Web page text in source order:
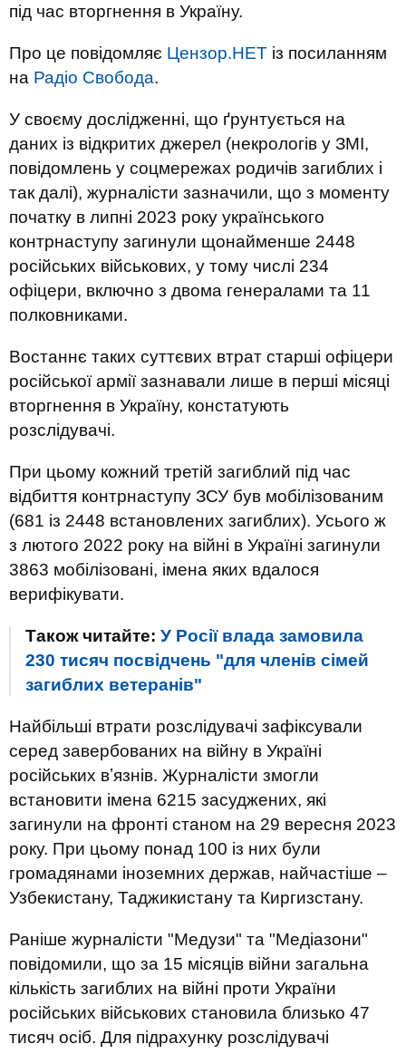
під час вторгнення в Україну.
Про це повідомляє Цензор.НЕТ із посиланням
на Радіо Свобода.
У своєму дослідженні, що ґрунтується на
даних із відкритих джерел (некрологів у ЗМІ,
повідомлень у соцмережах родичів загиблих і
так далі), журналісти зазначили, що з моменту
початку в липні 2023 року українського
контрнаступу загинули щонайменше 2448
російських військових, у тому числі 234
офіцери, включно з двома генералами та 11
полковниками.
Востаннє таких суттєвих втрат старші офіцери
російської армії зазнавали лише в перші місяці
вторгнення в Україну, констатують
розслідувачі.
При цьому кожний третій загиблий під час
відбиття контрнаступу ЗСУ був мобілізованим
(681 із 2448 встановлених загиблих). Усього ж
з лютого 2022 року на війні в Україні загинули
3863 мобілізовані, імена яких вдалося
верифікувати.
Також читайте: У Росії влада замовила
230 тисяч посвідчень "для членів сімей
загиблих ветеранів"
Найбільші втрати розслідувачі зафіксували
серед завербованих на війну в Україні
російських вʼязнів. Журналісти змогли
встановити імена 6215 засуджених, які
загинули на фронті станом на 29 вересня 2023
року. При цьому понад 100 із них були
громадянами іноземних держав, найчастіше –
Узбекистану, Таджикистану та Киргизстану.
Раніше журналісти "Медузи" та "Медіазони"
повідомили, що за 15 місяців війни загальна
кількість загиблих на війні проти України
російських військових становила близько 47
тисяч осіб. Для підрахунку розслідувачі